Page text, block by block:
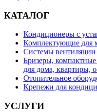
КАТАЛОГ
Кондиционеры с
Комплектующие для
Системы вентиляции
Бризеры,
для дома, квартиры,
Отопительное
Крепежи для
УСЛУГИ